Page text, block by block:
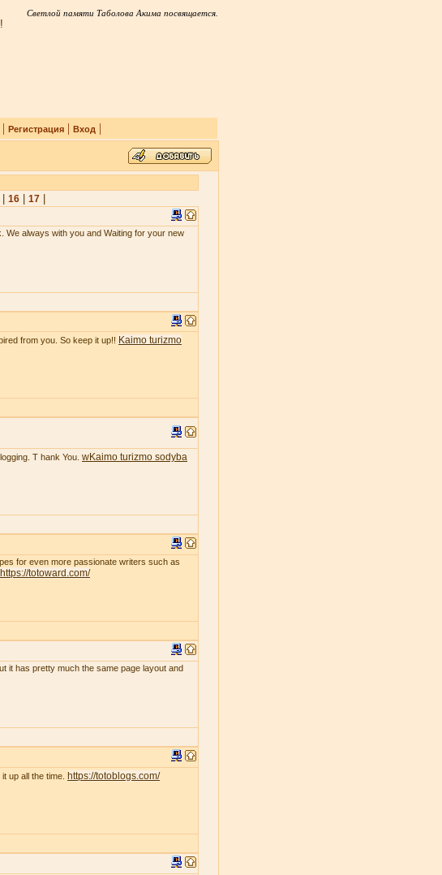
Светлой памяти Таболова Акима посвящается.
Регистрация| Вход |
16| 17|
We always with you and Waiting for your new
from you. So keep it up!! Kaimo turizmo
T hank You. wKaimo turizmo sodyba
for even more passionate writers such as
https://totoward.com/
it has pretty much the same page layout and
up all the time. https://totoblogs.com/